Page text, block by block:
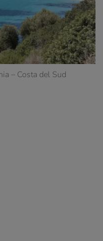
– Costa del Sud